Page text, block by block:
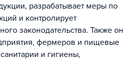
разрабатывает меры по
и контролирует
законодательства. Также он
фермеров и пищевые
и гигиены,